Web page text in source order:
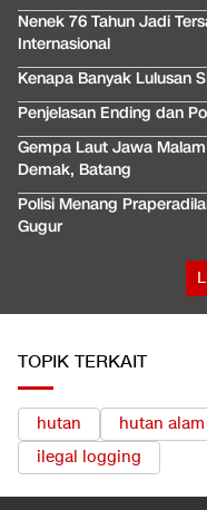
Nenek 76 Tahun Jadi
Internasional
Kenapa Banyak Lulusan
Penjelasan Ending dan
Gempa Laut Jawa
Demak, Batang
Polisi Menang
Gugur
TOPIK TERKAIT
hutan hutan alam
ilegal logging